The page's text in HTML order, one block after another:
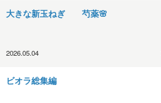
大きな新玉ねぎ 芍薬🌸
2026.05.04
ビオラ総集編